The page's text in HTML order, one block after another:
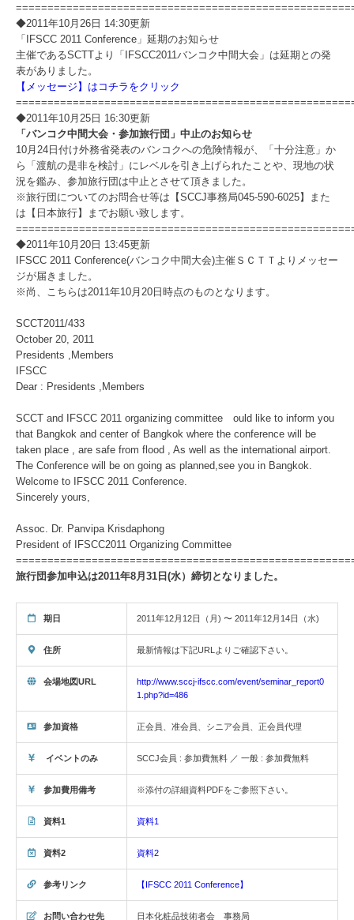
◆2011年10月26日 14:30更新
「IFSCC 2011 Conference」延期のお知らせ
主催であるSCTTより「IFSCC2011バンコク中間大会」は延期との発
表がありました。
【メッセージ】はコチラをクリック
◆2011年10月25日 16:30更新
「バンコク中間大会・参加旅行団」中止のお知らせ
10月24日付け外務省発表のバンコクへの危険情報が、「十分注意」か
ら「渡航の是非を検討」にレベルを引き上げられたことや、現地の状
況を鑑み、参加旅行団は中止とさせて頂きました。
※旅行団についてのお問合せ等は【SCCJ事務局045-590-6025】また
は【日本旅行】までお願い致します。
◆2011年10月20日 13:45更新
IFSCC 2011 Conference(バンコク中間大会)主催ＳＣＴＴよりメッセー
ジが届きました。
※尚、こちらは2011年10月20日時点のものとなります。
SCCT2011/433
October 20, 2011
Presidents ,Members
IFSCC
Dear : Presidents ,Members
SCCT and IFSCC 2011 organizing committee ould like to inform you
that Bangkok and center of Bangkok where the conference will be
taken place , are safe from flood , As well as the international airport.
The Conference will be on going as planned,see you in Bangkok.
Welcome to IFSCC 2011 Conference.
Sincerely yours,
Assoc. Dr. Panvipa Krisdaphong
President of IFSCC2011 Organizing Committee
旅行団参加申込は2011年8月31日(水）締切となりました。
期日 2011年12月12日（月) 〜 2011年12月14日（水)
住所 最新情報は下記URLよりご確認下さい。
会場地図URL
http://www.sccj-ifscc.com/event/seminar_report0
1.php?id=486
参加資格 正会員、准会員、シニア会員、正会員代理
イベントのみ SCCJ会員 : 参加費無料 ／ 一般 : 参加費無料
参加費用備考 ※添付の詳細資料PDFをご参照下さい。
資料1 資料1
資料2 資料2
参考リンク 【IFSCC 2011 Conference】
お問い合わせ先 日本化粧品技術者会 事務局